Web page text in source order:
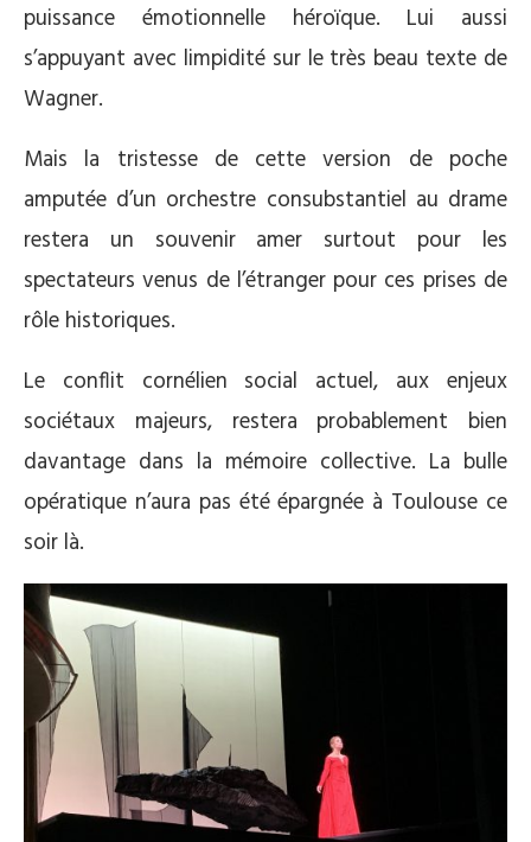
puissance émotionnelle héroïque. Lui aussi
s’appuyant avec limpidité sur le très beau texte de
Wagner.
Mais la tristesse de cette version de poche
amputée d’un orchestre consubstantiel au drame
restera un souvenir amer surtout pour les
spectateurs venus de l’étranger pour ces prises de
rôle historiques.
Le conflit cornélien social actuel, aux enjeux
sociétaux majeurs, restera probablement bien
davantage dans la mémoire collective. La bulle
opératique n’aura pas été épargnée à Toulouse ce
soir là.